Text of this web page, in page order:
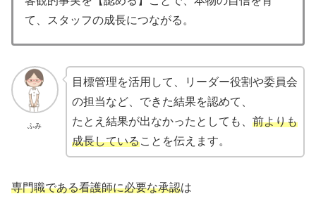
て、スタッフの成長につながる。
ふみ
目標管理を活用して、リーダー役割や委員会
の担当など、できた結果を認めて、
たとえ結果が出なかったとしても、 前よりも
成長していることを伝えます。
専門職である看護師に必要な承認は